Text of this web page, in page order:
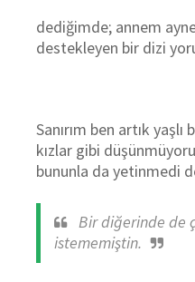
dediğimde; annem
destekleyen bir dizi
Sanırım ben artık
kızlar gibi
bununla da yetinmedi
Bir diğerinde de
istememiştin.